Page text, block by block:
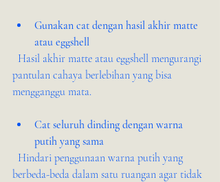
Gunakan cat dengan hasil akhir matte
atau eggshell
pantulan cahaya berlebihan yang bisa
mengganggu mata.
Cat seluruh dinding dengan warna
putih yang sama
berbeda-beda dalam satu ruangan agar tidak